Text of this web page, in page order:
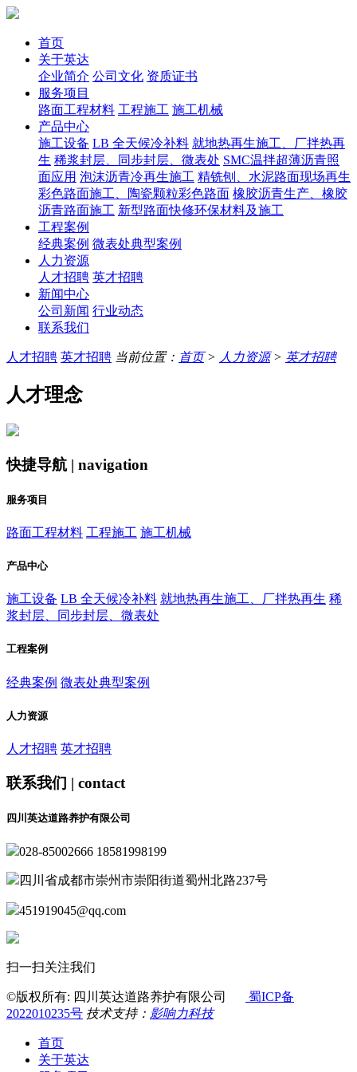
首页
关于英达
企业简介 公司文化 资质证书
服务项目
路面工程材料 工程施工 施工机械
产品中心
施工设备 LB 全天候冷补料 就地热再生施工、厂拌热再
生 稀浆封层、同步封层、微表处 SMC温拌超薄沥青照
面应用 泡沫沥青冷再生施工 精铣刨、水泥路面现场再生
彩色路面施工、陶瓷颗粒彩色路面 橡胶沥青生产、橡胶
沥青路面施工 新型路面快修环保材料及施工
工程案例
经典案例 微表处典型案例
人力资源
人才招聘 英才招聘
新闻中心
公司新闻 行业动态
联系我们
人才招聘 英才招聘 当前位置： 首页> 人力资源> 英才招聘
人才理念
快捷导航 | navigation
服务项目
路面工程材料 工程施工 施工机械
产品中心
施工设备 LB 全天候冷补料 就地热再生施工、厂拌热再生 稀
浆封层、同步封层、微表处
工程案例
经典案例 微表处典型案例
人力资源
人才招聘 英才招聘
联系我们 | contact
四川英达道路养护有限公司
028-85002666 18581998199
四川省成都市崇州市崇阳街道蜀州北路237号
451919045@qq.com
扫一扫关注我们
©版权所有: 四川英达道路养护有限公司
蜀ICP备
2022010235号 技术支持： 影响力科技
首页
关于英达